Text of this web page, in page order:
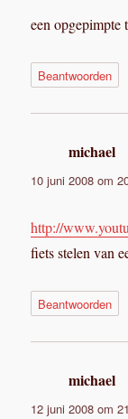
een
Beantwoorden
michael
10 juni 2008 om
http://
fiets stelen van
Beantwoorden
michael
12 juni 2008 om